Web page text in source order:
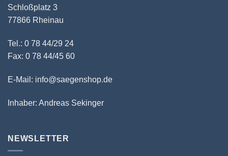
Schloßplatz 3
77866 Rheinau
Tel.: 0 78 44/29 24
Fax: 0 78 44/45 60
E-Mail: info@saegenshop.de
Inhaber: Andreas Sekinger
NEWSLETTER